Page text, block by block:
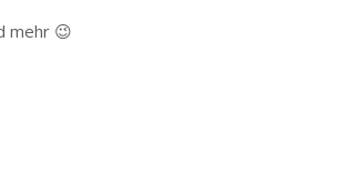
mehr 😉